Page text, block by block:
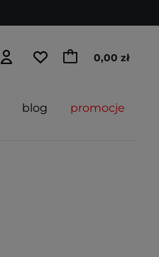
0,00 zł
blog promocje